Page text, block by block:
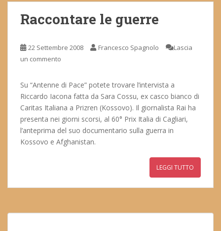
Raccontare le guerre
22 Settembre 2008 Francesco Spagnolo
Lascia
un commento
Su “Antenne di Pace” potete trovare l’intervista a
Riccardo Iacona fatta da Sara Cossu, ex casco bianco di
Caritas Italiana a Prizren (Kossovo). Il giornalista Rai ha
presenta nei giorni scorsi, al 60° Prix Italia di Cagliari,
l’anteprima del suo documentario sulla guerra in
Kossovo e Afghanistan.
LEGGI TUTTO